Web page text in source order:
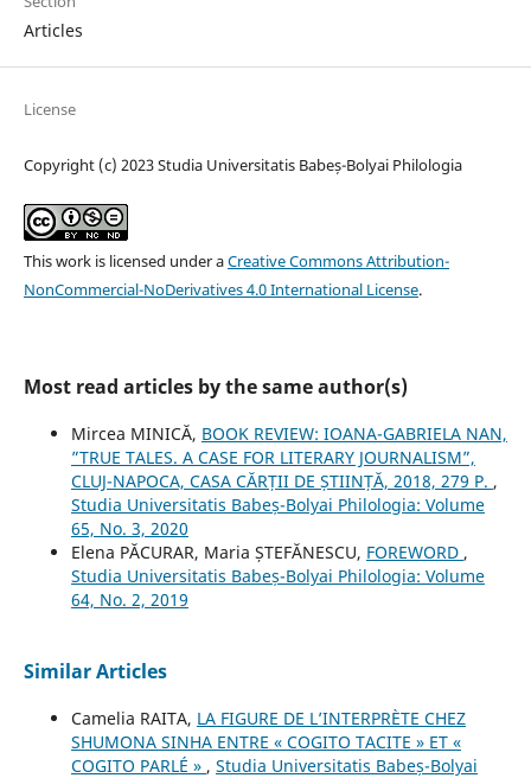
Articles
License
Copyright (c) 2023 Studia Universitatis Babeș-Bolyai Philologia
This work is licensed under aCreative Commons Attribution-
NonCommercial-NoDerivatives 4.0 International License.
Most read articles by the same author(s)
Mircea MINICĂ, BOOK REVIEW: IOANA-GABRIELA NAN,
”TRUE TALES. A CASE FOR LITERARY JOURNALISM”,
CLUJ-NAPOCA, CASA CĂRȚII DE ȘTIINȚĂ, 2018, 279 P. ,
Studia Universitatis Babeș-Bolyai Philologia: Volume
65, No. 3, 2020
Elena PĂCURAR, Maria ȘTEFĂNESCU, FOREWORD ,
Studia Universitatis Babeș-Bolyai Philologia: Volume
64, No. 2, 2019
Similar Articles
Camelia RAITA, LA FIGURE DE L’INTERPRÈTE CHEZ
SHUMONA SINHA ENTRE « COGITO TACITE » ET «
COGITO PARLÉ » , Studia Universitatis Babeș-Bolyai